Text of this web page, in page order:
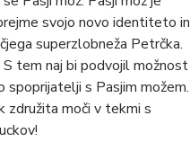
svojo novo identiteto in
superzlobneža Petrčka.
tem naj bi podvojil možnost
s Pasjim možem.
združita moči v tekmi s